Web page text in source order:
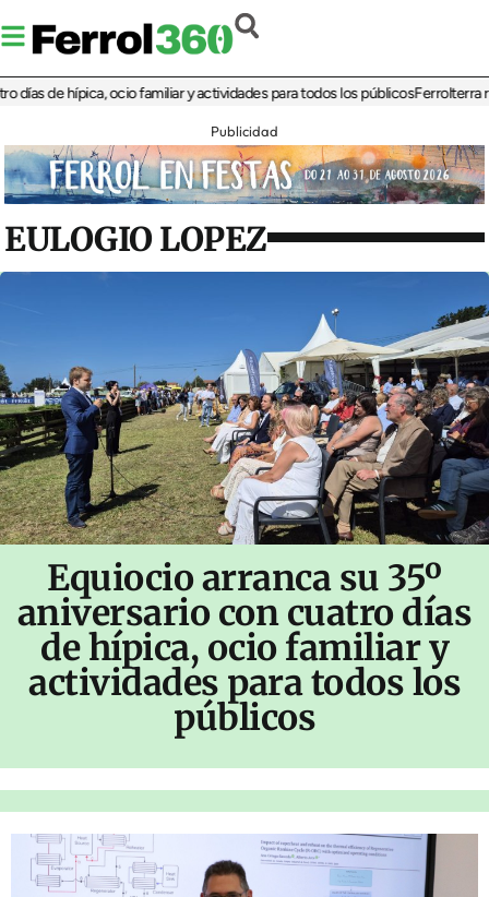
de hípica, ocio familiar y actividades para todos los públicosFerrolterra
Publicidad
EULOGIO LOPEZ
Equiocio arranca su 35º
aniversario con cuatro días
de hípica, ocio familiar y
actividades para todos los
públicos